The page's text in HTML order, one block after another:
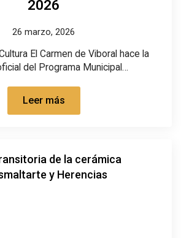
2026
26 marzo, 2026
El Carmen de Viboral hace la
del Programa Municipal…
Leer más